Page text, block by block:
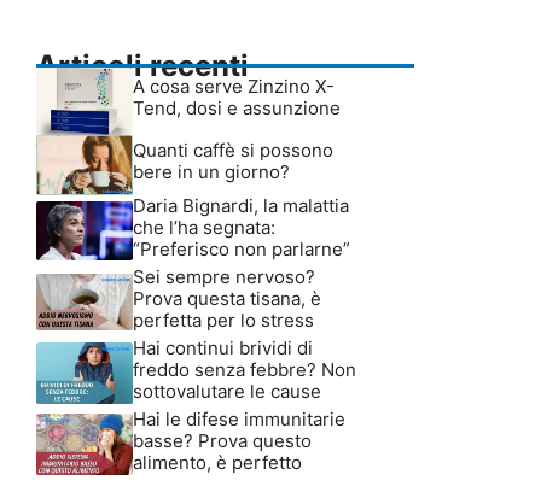
Articoli recenti
A cosa serve Zinzino X-
Tend, dosi e assunzione
Quanti caffè si possono
bere in un giorno?
Daria Bignardi, la malattia
che l’ha segnata:
“Preferisco non parlarne”
Sei sempre nervoso?
Prova questa tisana, è
perfetta per lo stress
Hai continui brividi di
freddo senza febbre? Non
sottovalutare le cause
Hai le difese immunitarie
basse? Prova questo
alimento, è perfetto